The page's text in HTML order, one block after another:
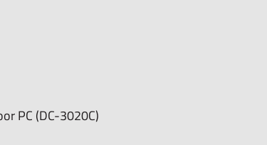
coating op het werkstuk.
per seconde en
PC (DC-3020C)